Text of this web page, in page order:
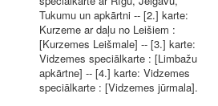
Tukumu un apkārtni -- [2.] karte:
Kurzeme ar daļu no Leišiem :
[Kurzemes Leišmale] -- [3.] karte:
Vidzemes speciālkarte : [Limbažu
apkārtne] -- [4.] karte: Vidzemes
speciālkarte : [Vidzemes jūrmala].